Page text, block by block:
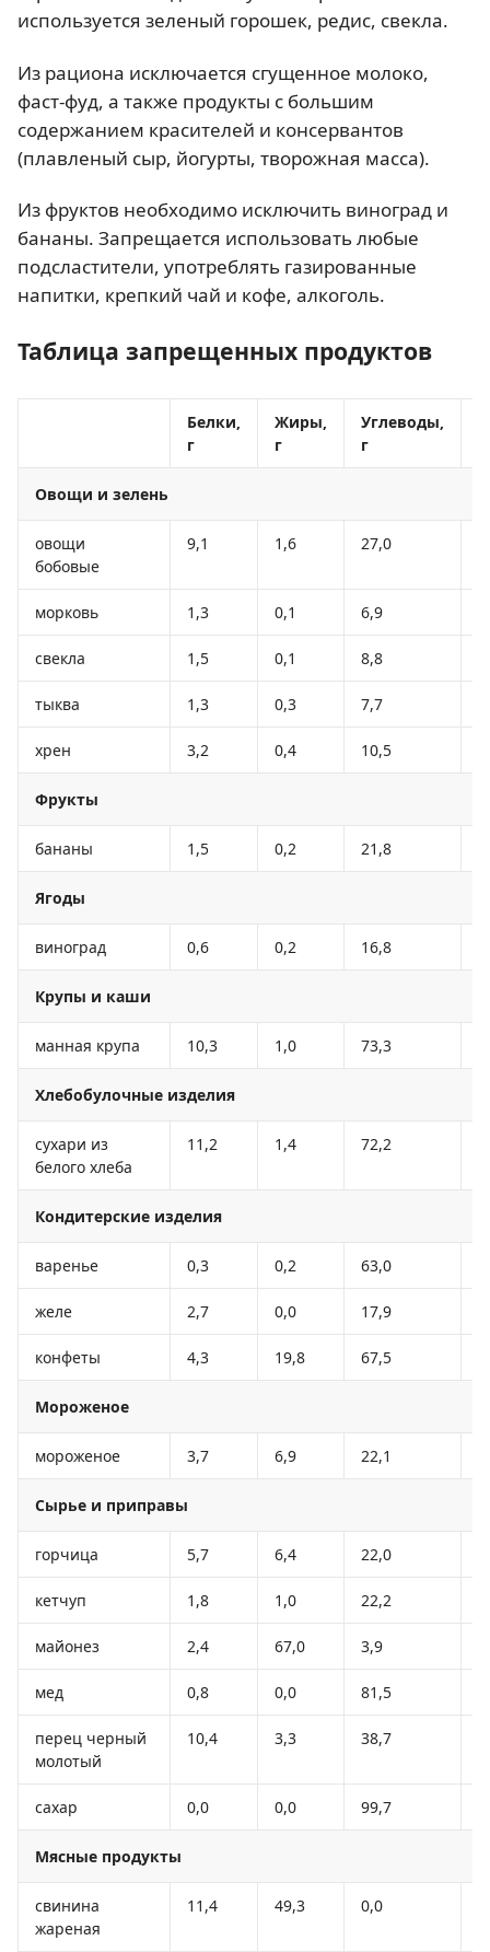
используется зеленый горошек, редис, свекла.
Из рациона исключается сгущенное молоко,
фаст-фуд, а также продукты с большим
содержанием красителей и консервантов
(плавленый сыр, йогурты, творожная масса).
Из фруктов необходимо исключить виноград и
бананы. Запрещается использовать любые
подсластители, употреблять газированные
напитки, крепкий чай и кофе, алкоголь.
Таблица запрещенных продуктов
Белки,
г
Жиры,
г
Углеводы,
г
Овощи и зелень
овощи
бобовые
9,1 1,6 27,0
морковь 1,3 0,1 6,9
свекла 1,5 0,1 8,8
тыква 1,3 0,3 7,7
хрен 3,2 0,4 10,5
Фрукты
бананы 1,5 0,2 21,8
Ягоды
виноград 0,6 0,2 16,8
Крупы и каши
манная крупа 10,3 1,0 73,3
Хлебобулочные изделия
сухари из
белого хлеба
11,2 1,4 72,2
Кондитерские изделия
варенье 0,3 0,2 63,0
желе 2,7 0,0 17,9
конфеты 4,3 19,8 67,5
Мороженое
мороженое 3,7 6,9 22,1
Сырье и приправы
горчица 5,7 6,4 22,0
кетчуп 1,8 1,0 22,2
майонез 2,4 67,0 3,9
мед 0,8 0,0 81,5
перец черный
молотый
10,4 3,3 38,7
сахар 0,0 0,0 99,7
Мясные продукты
свинина
жареная
11,4 49,3 0,0